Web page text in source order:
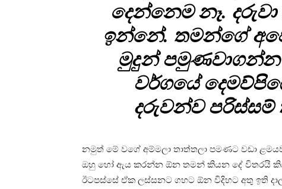
දෙන්නෙම නෑ.
ඉන්නේ. තමන්ගේ
මුදුන්
වර්ගයේ
දරුවන්ව
නමුත් මේ වගේ අම්මලා තාත්තලා පමණට වඩා
ඔහු හෝ ඇය කරන්න ඕන තමන් කියන දේ විතරයි
ඊටපස්සේ ඒක ලස්සනට ගහට ඕන විදිහට අතු ඉති